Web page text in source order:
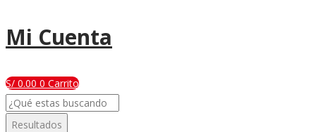
Mi Cuenta
S/ 0.00 0 Carrito
Search
Resultados